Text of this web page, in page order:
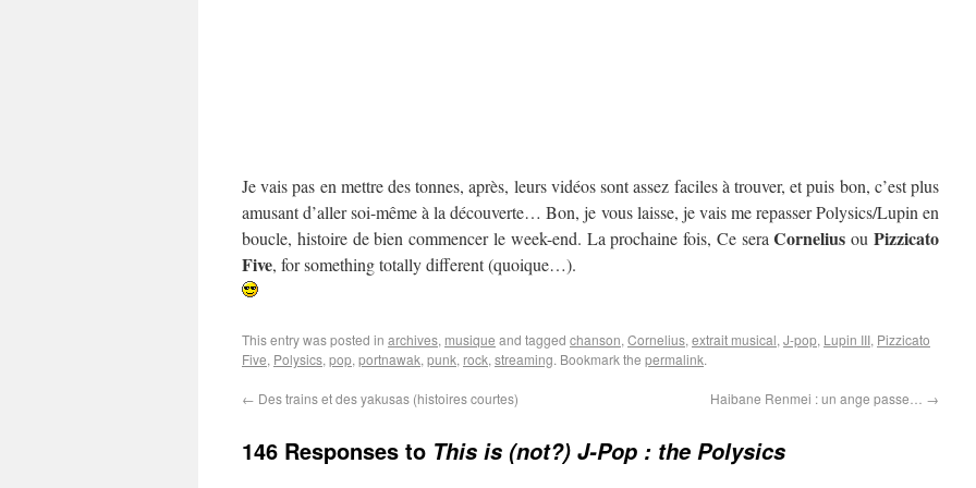
Je vais pas en mettre des tonnes, après, leurs vidéos sont assez faciles à trouver, et puis bon, c’est plus
amusant d’aller soi-même à la découverte… Bon, je vous laisse, je vais me repasser Polysics/Lupin en
boucle, histoire de bien commencer le week-end. La prochaine fois, Ce seraCornelius ouPizzicato
Five, for something totally different (quoique…).
This entry was posted in archives, musique and tagged chanson, Cornelius, extrait musical, J-pop, Lupin III, Pizzicato
Five, Polysics, pop, portnawak, punk, rock, streaming. Bookmark the permalink.
← Des trains et des yakusas (histoires courtes) Haibane Renmei : un ange passe… →
146 Responses to This is (not?) J-Pop : the Polysics